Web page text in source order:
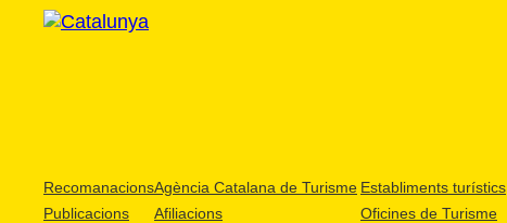
Recomanacions
Publicacions
Agència Catalana de Turisme
Afiliacions
Establiments turístics
Oficines de Turisme